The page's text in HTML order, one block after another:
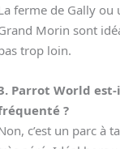
ferme de Gally ou
Morin sont
trop loin.
Parrot World
?
c’est un parc à